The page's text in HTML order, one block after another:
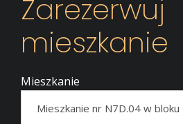
Zarezerwuj
mieszkanie
Mieszkanie